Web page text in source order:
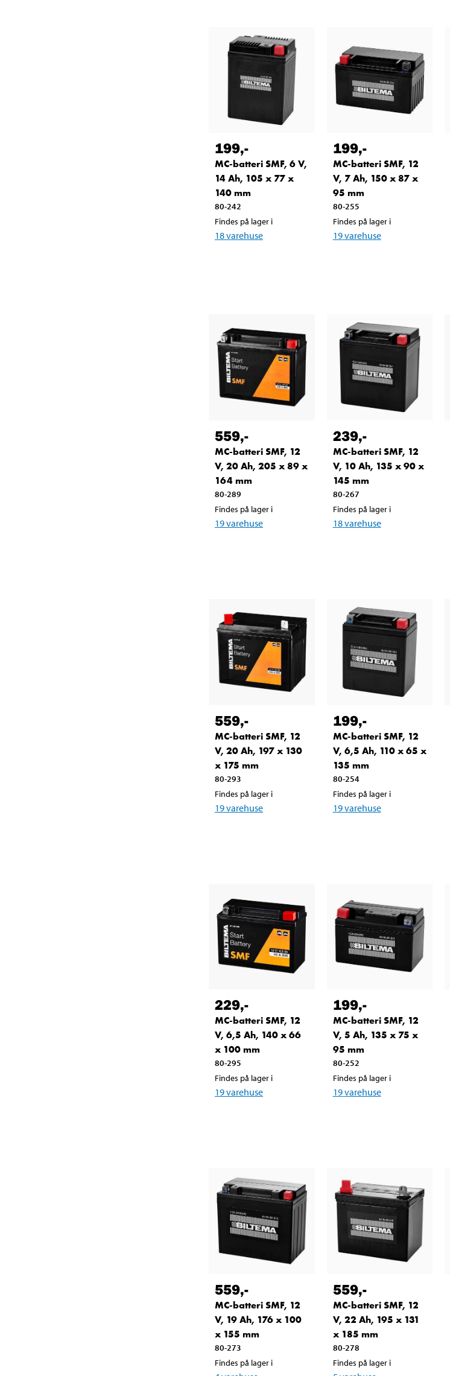
199,-
MC-batteri SMF, 6 V,
14 Ah, 105 x 77 x
140 mm
80-242
Findes på lager i
18varehuse
199,-
MC-batteri SMF, 12
V, 7 Ah, 150 x 87 x
95 mm
80-255
Findes på lager i
19varehuse
559,-
MC-batteri SMF, 12
V, 20 Ah, 205 x 89 x
164 mm
80-289
Findes på lager i
19varehuse
239,-
MC-batteri SMF, 12
V, 10 Ah, 135 x 90 x
145 mm
80-267
Findes på lager i
18varehuse
559,-
MC-batteri SMF, 12
V, 20 Ah, 197 x 130
x 175 mm
80-293
Findes på lager i
19varehuse
199,-
MC-batteri SMF, 12
V, 6,5 Ah, 110 x 65 x
135 mm
80-254
Findes på lager i
19varehuse
229,-
MC-batteri SMF, 12
V, 6,5 Ah, 140 x 66
x 100 mm
80-295
Findes på lager i
19varehuse
199,-
MC-batteri SMF, 12
V, 5 Ah, 135 x 75 x
95 mm
80-252
Findes på lager i
19varehuse
559,-
MC-batteri SMF, 12
V, 19 Ah, 176 x 100
x 155 mm
80-273
Findes på lager i
559,-
MC-batteri SMF, 12
V, 22 Ah, 195 x 131
x 185 mm
80-278
Findes på lager i